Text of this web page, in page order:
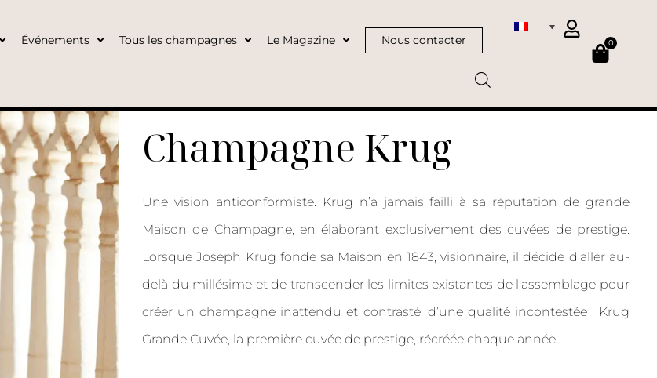
Événements Tous les champagnes Le Magazine Nous contacter 0
Champagne Krug
Une vision anticonformiste. Krug n’a jamais failli à sa réputation de grande
Maison de Champagne, en élaborant exclusivement des cuvées de prestige.
Lorsque Joseph Krug fonde sa Maison en 1843, visionnaire, il décide d’aller au-
delà du millésime et de transcender les limites existantes de l’assemblage pour
créer un champagne inattendu et contrasté, d’une qualité incontestée : Krug
Grande Cuvée, la première cuvée de prestige, récréée chaque année.